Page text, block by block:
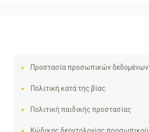
Προστασία προσωπικών δεδομένων
Πολιτική κατά της βίας
Πολιτική παιδικής προστασίας